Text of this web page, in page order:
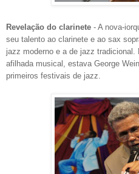
Revelação do clarinete - A nova-
seu talento ao clarinete e ao sax
jazz moderno e a de jazz
afilhada musical, estava George
primeiros festivais de jazz.